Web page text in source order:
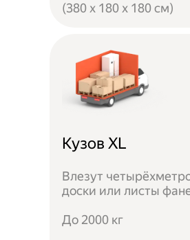
(380 x 180 x 180 см)
Кузов XL
Влезут
доски или листы
До 2000 кг